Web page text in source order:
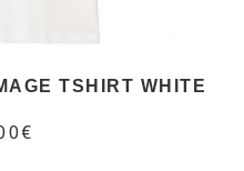
TSHIRT WHITE